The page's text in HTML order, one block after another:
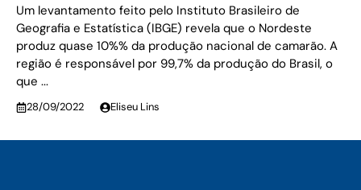
Um levantamento feito pelo Instituto Brasileiro de
Geografia e Estatística (IBGE) revela que o Nordeste
produz quase 10%% da produção nacional de camarão. A
região é responsável por 99,7% da produção do Brasil, o
que ...
28/09/2022 Eliseu Lins